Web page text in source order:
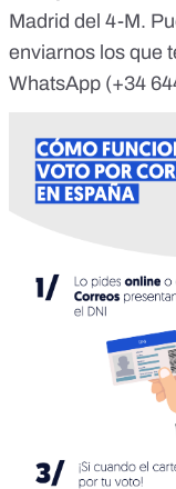
Madrid del 4-M.
enviarnos los que
WhatsApp (+34